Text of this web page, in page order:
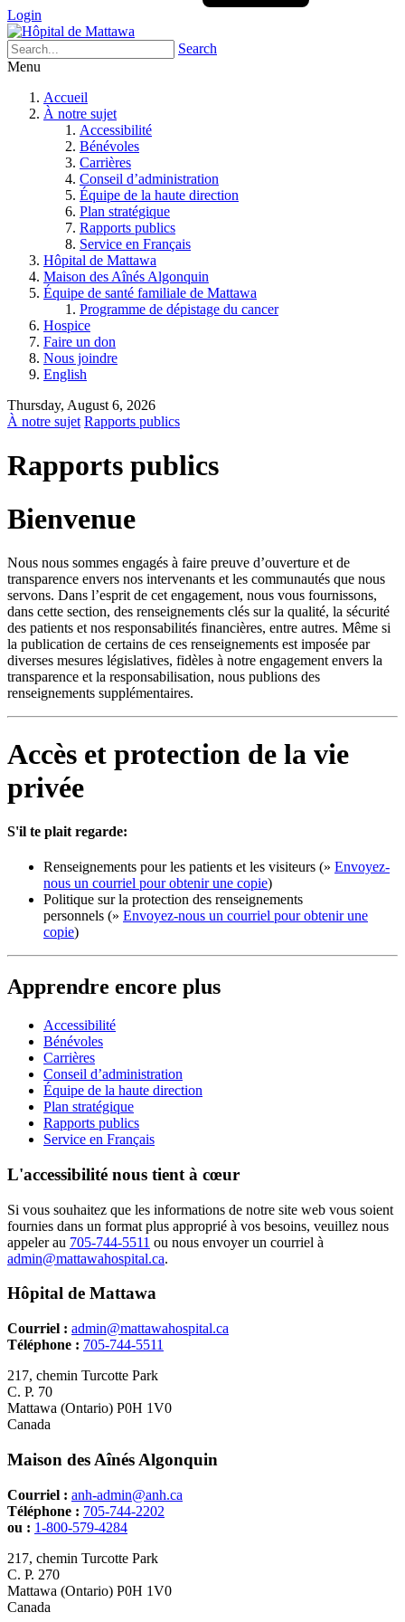
Login
Search
Menu
Accueil
À notre sujet
Accessibilité
Bénévoles
Carrières
Conseil d’administration
Équipe de la haute direction
Plan stratégique
Rapports publics
Service en Français
Hôpital de Mattawa
Maison des Aînés Algonquin
Équipe de santé familiale de Mattawa
Programme de dépistage du cancer
Hospice
Faire un don
Nous joindre
English
Thursday, August 6, 2026
À notre sujet Rapports publics
Rapports publics
Bienvenue
Nous nous sommes engagés à faire preuve d’ouverture et de
transparence envers nos intervenants et les communautés que nous
servons. Dans l’esprit de cet engagement, nous vous fournissons,
dans cette section, des renseignements clés sur la qualité, la sécurité
des patients et nos responsabilités financières, entre autres. Même si
la publication de certains de ces renseignements est imposée par
diverses mesures législatives, fidèles à notre engagement envers la
transparence et la responsabilisation, nous publions des
renseignements supplémentaires.
Accès et protection de la vie
privée
S'il te plait regarde:
Renseignements pour les patients et les visiteurs (» Envoyez-
nous un courriel pour obtenir une copie)
Politique sur la protection des renseignements
personnels (» Envoyez-nous un courriel pour obtenir une
copie)
Apprendre encore plus
Accessibilité
Bénévoles
Carrières
Conseil d’administration
Équipe de la haute direction
Plan stratégique
Rapports publics
Service en Français
L'accessibilité nous tient à cœur
Si vous souhaitez que les informations de notre site web vous soient
fournies dans un format plus approprié à vos besoins, veuillez nous
appeler au 705-744-5511 ou nous envoyer un courriel à
admin@mattawahospital.ca.
Hôpital de Mattawa
Courriel : admin@mattawahospital.ca
Téléphone : 705-744-5511
217, chemin Turcotte Park
C. P. 70
Mattawa (Ontario) P0H 1V0
Canada
Maison des Aînés Algonquin
Courriel : anh-admin@anh.ca
Téléphone : 705-744-2202
ou : 1-800-579-4284
217, chemin Turcotte Park
C. P. 270
Mattawa (Ontario) P0H 1V0
​Canada